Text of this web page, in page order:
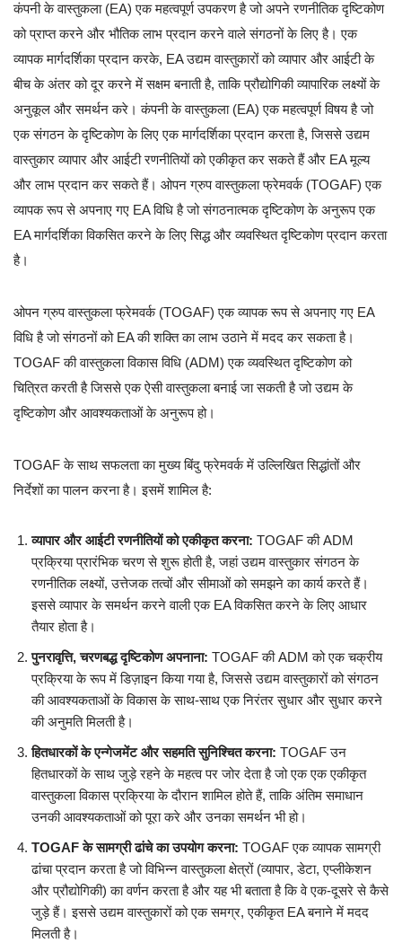
कंपनी के वास्तुकला (EA) एक महत्वपूर्ण उपकरण है जो अपने रणनीतिक दृष्टिकोण
को प्राप्त करने और भौतिक लाभ प्रदान करने वाले संगठनों के लिए है। एक
व्यापक मार्गदर्शिका प्रदान करके, EA उद्यम वास्तुकारों को व्यापार और आईटी के
बीच के अंतर को दूर करने में सक्षम बनाती है, ताकि प्रौद्योगिकी व्यापारिक लक्ष्यों के
अनुकूल और समर्थन करे। कंपनी के वास्तुकला (EA) एक महत्वपूर्ण विषय है जो
एक संगठन के दृष्टिकोण के लिए एक मार्गदर्शिका प्रदान करता है, जिससे उद्यम
वास्तुकार व्यापार और आईटी रणनीतियों को एकीकृत कर सकते हैं और EA मूल्य
और लाभ प्रदान कर सकते हैं। ओपन ग्रुप वास्तुकला फ्रेमवर्क (TOGAF) एक
व्यापक रूप से अपनाए गए EA विधि है जो संगठनात्मक दृष्टिकोण के अनुरूप एक
EA मार्गदर्शिका विकसित करने के लिए सिद्ध और व्यवस्थित दृष्टिकोण प्रदान करता
है।
ओपन ग्रुप वास्तुकला फ्रेमवर्क (TOGAF) एक व्यापक रूप से अपनाए गए EA
विधि है जो संगठनों को EA की शक्ति का लाभ उठाने में मदद कर सकता है।
TOGAF की वास्तुकला विकास विधि (ADM) एक व्यवस्थित दृष्टिकोण को
चित्रित करती है जिससे एक ऐसी वास्तुकला बनाई जा सकती है जो उद्यम के
दृष्टिकोण और आवश्यकताओं के अनुरूप हो।
TOGAF के साथ सफलता का मुख्य बिंदु फ्रेमवर्क में उल्लिखित सिद्धांतों और
निर्देशों का पालन करना है। इसमें शामिल है:
व्यापार और आईटी रणनीतियों को एकीकृत करना: TOGAF की ADM
प्रक्रिया प्रारंभिक चरण से शुरू होती है, जहां उद्यम वास्तुकार संगठन के
रणनीतिक लक्ष्यों, उत्तेजक तत्वों और सीमाओं को समझने का कार्य करते हैं।
इससे व्यापार के समर्थन करने वाली एक EA विकसित करने के लिए आधार
तैयार होता है।
पुनरावृत्ति, चरणबद्ध दृष्टिकोण अपनाना: TOGAF की ADM को एक चक्रीय
प्रक्रिया के रूप में डिज़ाइन किया गया है, जिससे उद्यम वास्तुकारों को संगठन
की आवश्यकताओं के विकास के साथ-साथ एक निरंतर सुधार और सुधार करने
की अनुमति मिलती है।
हितधारकों के एन्गेजमेंट और सहमति सुनिश्चित करना: TOGAF उन
हितधारकों के साथ जुड़े रहने के महत्व पर जोर देता है जो एक एक एकीकृत
वास्तुकला विकास प्रक्रिया के दौरान शामिल होते हैं, ताकि अंतिम समाधान
उनकी आवश्यकताओं को पूरा करे और उनका समर्थन भी हो।
TOGAF के सामग्री ढांचे का उपयोग करना: TOGAF एक व्यापक सामग्री
ढांचा प्रदान करता है जो विभिन्न वास्तुकला क्षेत्रों (व्यापार, डेटा, एप्लीकेशन
और प्रौद्योगिकी) का वर्णन करता है और यह भी बताता है कि वे एक-दूसरे से कैसे
जुड़े हैं। इससे उद्यम वास्तुकारों को एक समग्र, एकीकृत EA बनाने में मदद
मिलती है।